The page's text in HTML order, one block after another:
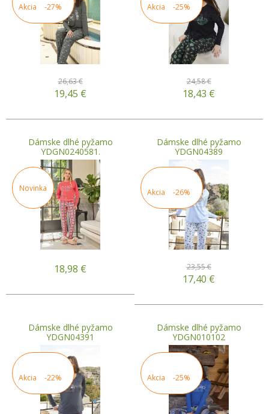
Akcia -27%
26,63 €
19,45 €
Akcia -25%
24,58 €
18,43 €
Dámske dlhé pyžamo
YDGN0240581.
Novinka
18,98 €
Dámske dlhé pyžamo
YDGN04389
Akcia -26%
23,55 €
17,40 €
Dámske dlhé pyžamo
YDGN04391
Akcia -22%
Dámske dlhé pyžamo
YDGN010102
Akcia -25%